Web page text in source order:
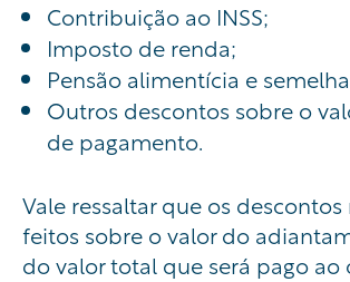
Contribuição ao INSS;
Imposto de renda;
Pensão alimentícia e
Outros descontos sobre o
de pagamento.
Vale ressaltar que os descontos
feitos sobre o valor do
do valor total que será pago ao